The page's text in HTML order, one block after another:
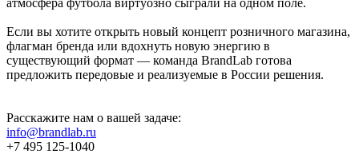
атмосфера футбола виртуозно сыграли на одном поле.
Если вы хотите открыть новый концепт розничного магазина,
флагман бренда или вдохнуть новую энергию в
существующий формат — команда BrandLab готова
предложить передовые и реализуемые в России решения.
Расскажите нам о вашей задаче:
info@brandlab.ru
+7 495 125-1040